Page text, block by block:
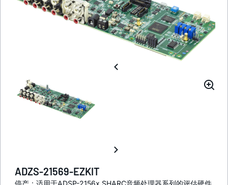
ADZS-21569-EZKIT
停产：适用于ADSP-2156x SHARC音频处理器系列的评估硬件